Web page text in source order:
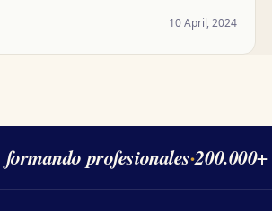
10 April, 2024
profesionales·200.000+